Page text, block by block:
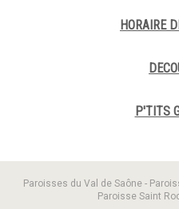
HORAIRE
P'TITS
Paroisses du Val de Saône -
Paroisse Saint